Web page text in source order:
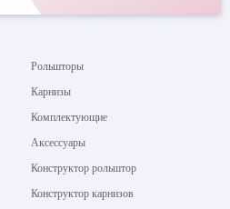
Рольшторы
Карнизы
Комплектующие
Аксессуары
Конструктор рольштор
Конструктор карнизов